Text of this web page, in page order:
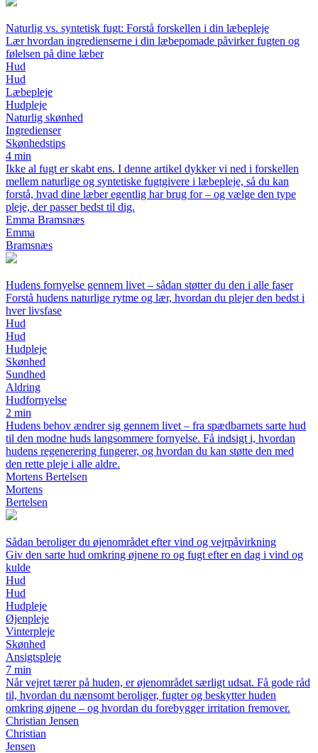
Naturlig vs. syntetisk fugt: Forstå forskellen i din læbepleje
Lær hvordan ingredienserne i din læbepomade påvirker fugten og
følelsen på dine læber
Hud
Hud
Læbepleje
Hudpleje
Naturlig skønhed
Ingredienser
Skønhedstips
4 min
Ikke al fugt er skabt ens. I denne artikel dykker vi ned i forskellen
mellem naturlige og syntetiske fugtgivere i læbepleje, så du kan
forstå, hvad dine læber egentlig har brug for – og vælge den type
pleje, der passer bedst til dig.
Emma Bramsnæs
Emma
Bramsnæs
Hudens fornyelse gennem livet – sådan støtter du den i alle faser
Forstå hudens naturlige rytme og lær, hvordan du plejer den bedst i
hver livsfase
Hud
Hud
Hudpleje
Skønhed
Sundhed
Aldring
Hudfornyelse
2 min
Hudens behov ændrer sig gennem livet – fra spædbarnets sarte hud
til den modne huds langsommere fornyelse. Få indsigt i, hvordan
hudens regenerering fungerer, og hvordan du kan støtte den med
den rette pleje i alle aldre.
Mortens Bertelsen
Mortens
Bertelsen
Sådan beroliger du øjenområdet efter vind og vejrpåvirkning
Giv den sarte hud omkring øjnene ro og fugt efter en dag i vind og
kulde
Hud
Hud
Hudpleje
Øjenpleje
Vinterpleje
Skønhed
Ansigtspleje
7 min
Når vejret tærer på huden, er øjenområdet særligt udsat. Få gode råd
til, hvordan du nænsomt beroliger, fugter og beskytter huden
omkring øjnene – og hvordan du forebygger irritation fremover.
Christian Jensen
Christian
Jensen